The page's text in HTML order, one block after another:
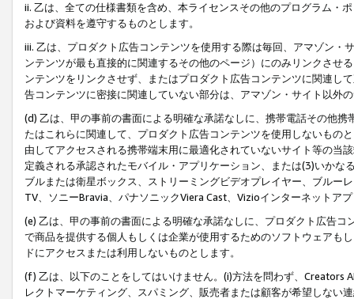
ii. 乙は、全ての仕様書類を含め、本ライセンスその他のプログラム・
および資料を遵守するものとします。
iii. 乙は、プロダクト広告コンテンツを使用する際は毎回、アマゾン
ンテンツが最も直接的に関連するその他のページ）にのみリンクさせ
ンテンツをリンクさせず、またはプロダクト広告コンテンツに関連し
告コンテンツに密接に関連していない部分は、アマゾン・サイト以外
(d) 乙は、甲の事前の書面による明確な承諾なしに、携帯電話その他
たはこれらに関連して、プロダクト広告コンテンツを使用しないもの
由してアクセスされる携帯端末用に最適化されていないサイト等の当
定義される承認されたモバイル・アプリケーション、または(3)いか
ブルまたは衛星ボックス、ストリーミングビデオプレイヤー、ブルー
TV、ソニーBravia、パナソニックViera Cast、Vizioインターネットア
(e) 乙は、甲の事前の書面による明確な承諾なしに、プロダクト広告
で商品を提供する個人もしくは企業が使用するためのソフトウェアも
ドにアクセスまたは利用しないものとします。
(f) 乙は、以下のことをしてはいけません。(i)方法を問わず、Creators
レクトマーケティング、スパミング、販売者または顧客が希望しない